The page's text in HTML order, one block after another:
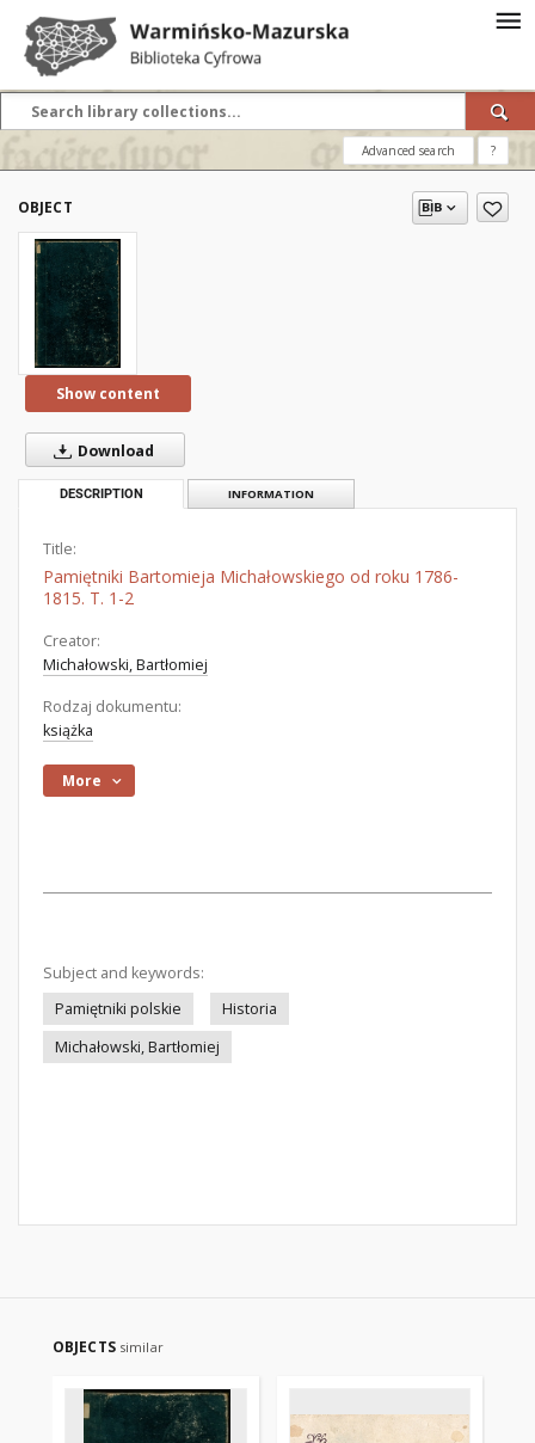
Advanced search ?
OBJECT
Show content
Download
DESCRIPTION INFORMATION
Title:
Pamiętniki Bartomieja Michałowskiego od roku 1786-
1815. T. 1-2
Creator:
Michałowski, Bartłomiej
Rodzaj dokumentu:
książka
More
Subject and keywords:
Pamiętniki polskie
Historia
Michałowski, Bartłomiej
OBJECTS similar